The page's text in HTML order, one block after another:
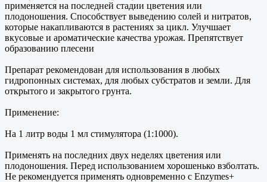
применяется на последней стадии цветения или
плодоношения. Способствует выведению солей и нитратов,
которые накапливаются в растениях за цикл. Улучшает
вкусовые и ароматические качества урожая. Препятствует
образованию плесени
Препарат рекомендован для использования в любых
гидропонных системах, для любых субстратов и земли. Для
открытого и закрытого грунта.
Применение:
На 1 литр воды 1 мл стимулятора (1:1000).
Применять на последних двух неделях цветения или
плодоношения. Перед использованием хорошенько взболтать.
Не рекомендуется применять одновременно с Enzymes+